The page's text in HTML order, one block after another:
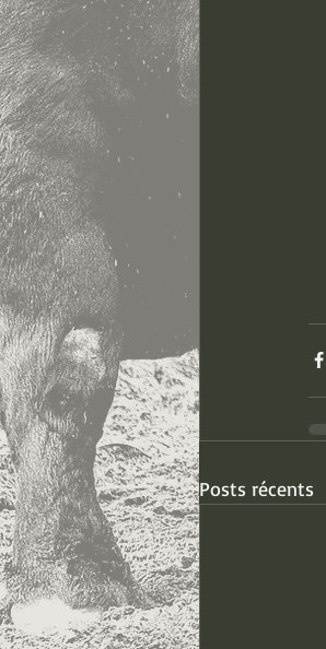
Posts récents